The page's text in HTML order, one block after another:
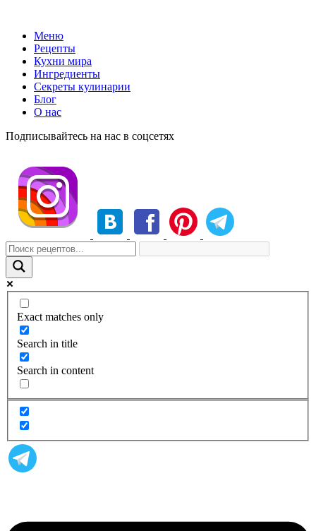
Меню
Рецепты
Кухни мира
Ингредиенты
Секреты кулинарии
Блог
О нас
Подписывайтесь на нас в соцсетях
Exact matches only
Search in title
Search in content